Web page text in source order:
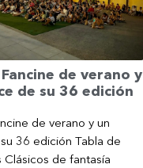
de verano y
de su 36 edición
de verano y un
36 edición Tabla de
de fantasía